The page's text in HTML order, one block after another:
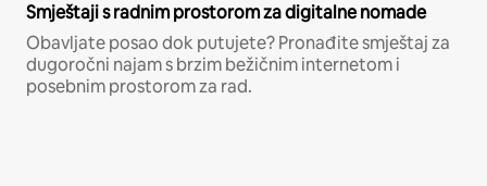
Smještaji s radnim prostorom za digitalne nomade
Obavljate posao dok putujete? Pronađite smještaj za
dugoročni najam s brzim bežičnim internetom i
posebnim prostorom za rad.